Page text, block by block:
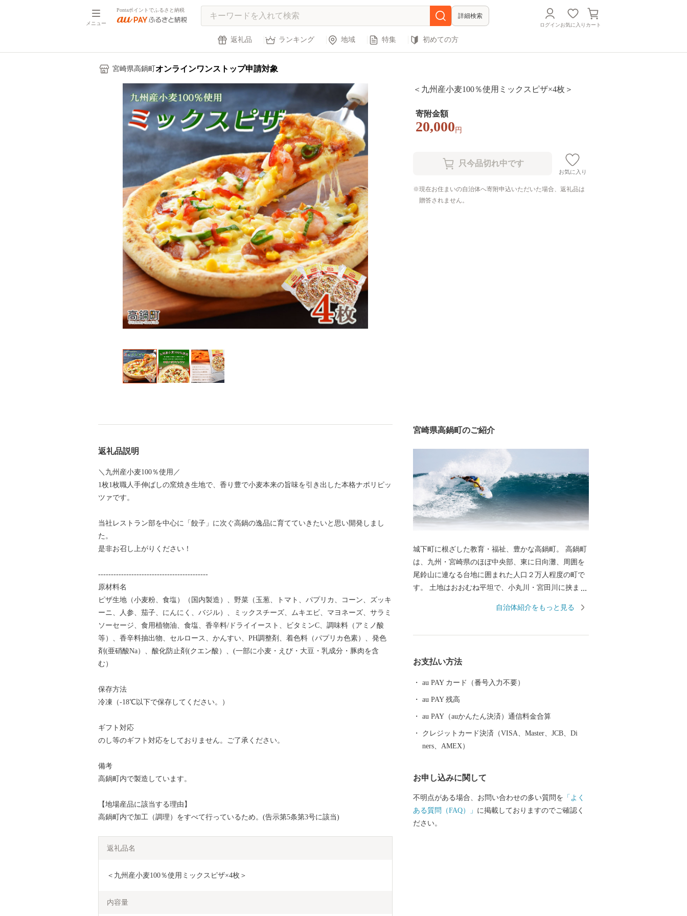
メニュー
Pontaポイントでふるさと納税
詳細検索
ログインお気に入り カート
返礼品 ランキング 地域 特集 初めての方
宮崎県高鍋町 オンラインワンストップ申請対象
＜九州産小麦100％使用ミックスピザ×4枚＞
寄附金額
20,000 円
お気に入り
現在お住まいの自治体へ寄附申込いただいた場合、返礼品は
贈答されません。
返礼品説明
＼九州産小麦100％使用／
1枚1枚職人手伸ばしの窯焼き生地で、香り豊で小麦本来の旨味を引き出した本格ナポリピッ
ツァです。
当社レストラン部を中心に「餃子」に次ぐ高鍋の逸品に育てていきたいと思い開発しまし
た。
是非お召し上がりください！
-------------------------------------------
原材料名
ピザ生地（小麦粉、食塩）（国内製造）、野菜（玉葱、トマト、パプリカ、コーン、ズッキ
ーニ、人参、茄子、にんにく、バジル）、ミックスチーズ、ムキエビ、マヨネーズ、サラミ
ソーセージ、食用植物油、食塩、香辛料/ドライイースト、ビタミンC、調味料（アミノ酸
等）、香辛料抽出物、セルロース、かんすい、PH調整剤、着色料（パプリカ色素）、発色
剤(亜硝酸Na）、酸化防止剤(クエン酸）、(一部に小麦・えび・大豆・乳成分・豚肉を含
む）
保存方法
冷凍（-18℃以下で保存してください。）
ギフト対応
のし等のギフト対応をしておりません。ご了承ください。
備考
高鍋町内で製造しています。
【地場産品に該当する理由】
高鍋町内で加工（調理）をすべて行っているため。(告示第5条第3号に該当)
返礼品名
＜九州産小麦100％使用ミックスピザ×4枚＞
内容量
宮崎県高鍋町のご紹介
城下町に根ざした教育・福祉、豊かな高鍋町。 高鍋町
は、九州・宮崎県のほぼ中央部、東に日向灘、周囲を
尾鈴山に連なる台地に囲まれた人口２万人程度の町で
す。 土地はおおむね平坦で、小丸川・宮田川に挟まれ
っています。 高鍋町は宮崎県内で最も狭い自治体です
城下町でした。第７代藩主秋月種茂公の時代には藩校
明倫堂で身分を問わず教育を行い、多子家庭に対し子
面で先進的な統治がおこなわれていました。また、江
戸時代屈指の名君と名高い米沢藩主上杉鷹山公は、秋
月種茂公の実弟にあたります。 明治以降も教育・福祉
した三好退蔵、住友財閥のかじ取りを行った鈴木馬左
也、旧海軍最後の連合艦隊司令長官小澤治三郎等、多
数の人材を輩出してきました。
自治体紹介をもっと見る
お支払い方法
au PAY カード（番号入力不要）
au PAY 残高
au PAY（auかんたん決済）通信料金合算
クレジットカード決済（VISA、Master、JCB、Di
ners、AMEX）
お申し込みに関して
不明点がある場合、お問い合わせの多い質問を 「よく
ある質問（FAQ）」 に掲載しておりますのでご確認く
ださい。